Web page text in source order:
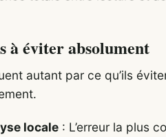
à éviter absolument
autant par ce qu’ils
locale : L’erreur la plus